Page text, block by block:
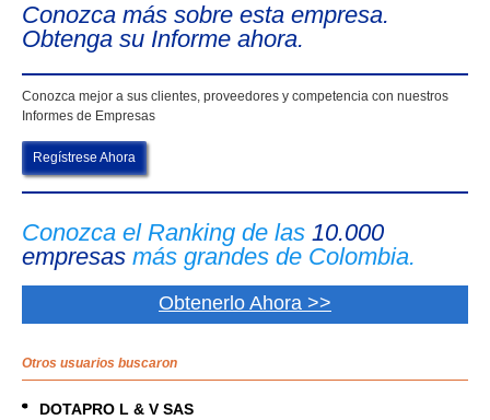
Conozca más sobre esta empresa.
Obtenga su Informe ahora.
Conozca mejor a sus clientes, proveedores y competencia con nuestros
Informes de Empresas
Regístrese Ahora
Conozca el Ranking de las 10.000
empresas más grandes de Colombia.
Obtenerlo Ahora >>
Otros usuarios buscaron
DOTAPRO L & V SAS